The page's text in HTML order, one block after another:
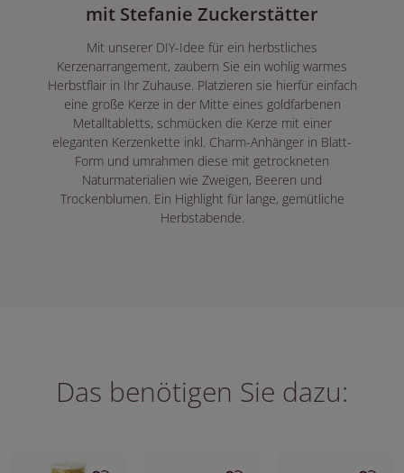
mit Stefanie Zuckerstätter
Mit unserer DIY-Idee für ein herbstliches
Kerzenarrangement, zaubern Sie ein wohlig warmes
Herbstflair in Ihr Zuhause. Platzieren sie hierfür einfach
eine große Kerze in der Mitte eines goldfarbenen
Metalltabletts, schmücken die Kerze mit einer
eleganten Kerzenkette inkl. Charm-Anhänger in Blatt-
Form und umrahmen diese mit getrockneten
Naturmaterialien wie Zweigen, Beeren und
Trockenblumen. Ein Highlight für lange, gemütliche
Herbstabende.
Das benötigen Sie dazu: